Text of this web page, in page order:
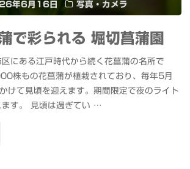
年6月16日 写真・カメラ
で彩られる 堀切菖蒲園
にある江戸時代から続く花菖蒲の名所で
株もの花菖蒲が植栽されており、毎年5月
けて見頃を迎えます。期間限定で夜のライト
ます。 見頃は過ぎてい …